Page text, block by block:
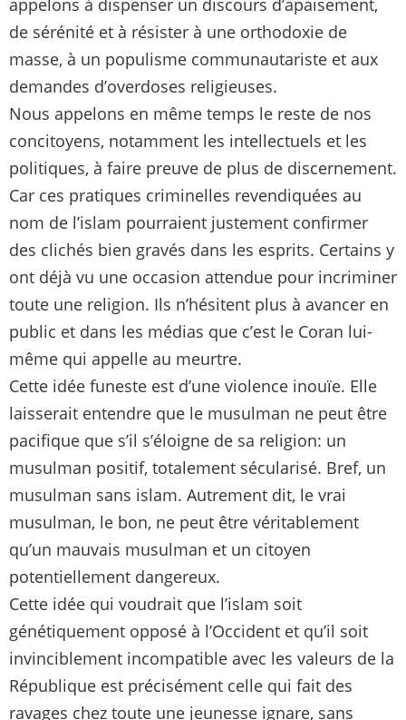
de sérénité et à résister à une orthodoxie de
masse, à un populisme communautariste et aux
demandes d’overdoses religieuses.
Nous appelons en même temps le reste de nos
concitoyens, notamment les intellectuels et les
politiques, à faire preuve de plus de discernement.
Car ces pratiques criminelles revendiquées au
nom de l’islam pourraient justement confirmer
des clichés bien gravés dans les esprits. Certains y
ont déjà vu une occasion attendue pour incriminer
toute une religion. Ils n’hésitent plus à avancer en
public et dans les médias que c’est le Coran lui-
même qui appelle au meurtre.
Cette idée funeste est d’une violence inouïe. Elle
laisserait entendre que le musulman ne peut être
pacifique que s’il s’éloigne de sa religion: un
musulman positif, totalement sécularisé. Bref, un
musulman sans islam. Autrement dit, le vrai
musulman, le bon, ne peut être véritablement
qu’un mauvais musulman et un citoyen
potentiellement dangereux.
Cette idée qui voudrait que l’islam soit
génétiquement opposé à l’Occident et qu’il soit
invinciblement incompatible avec les valeurs de la
République est précisément celle qui fait des
ravages chez toute une jeunesse ignare, sans